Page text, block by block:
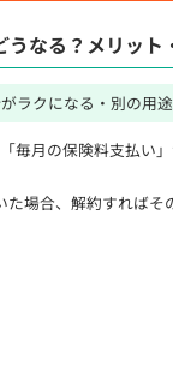
なる？メリット
ラクになる・別の用
毎月の保険料支払い」
場合、解約すればそ